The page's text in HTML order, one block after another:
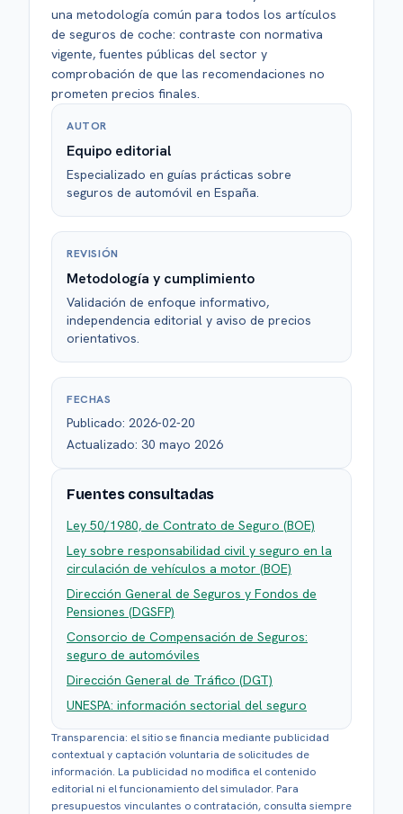
una metodología común para todos los artículos
de seguros de coche: contraste con normativa
vigente, fuentes públicas del sector y
comprobación de que las recomendaciones no
prometen precios finales.
AUTOR
Equipo editorial
Especializado en guías prácticas sobre
seguros de automóvil en España.
REVISIÓN
Metodología y cumplimiento
Validación de enfoque informativo,
independencia editorial y aviso de precios
orientativos.
FECHAS
Publicado: 2026-02-20
Actualizado: 30 mayo 2026
Fuentes consultadas
Ley 50/1980, de Contrato de Seguro (BOE)
Ley sobre responsabilidad civil y seguro en la
circulación de vehículos a motor (BOE)
Dirección General de Seguros y Fondos de
Pensiones (DGSFP)
Consorcio de Compensación de Seguros:
seguro de automóviles
Dirección General de Tráfico (DGT)
UNESPA: información sectorial del seguro
Transparencia: el sitio se financia mediante publicidad
contextual y captación voluntaria de solicitudes de
información. La publicidad no modifica el contenido
editorial ni el funcionamiento del simulador. Para
presupuestos vinculantes o contratación, consulta siempre